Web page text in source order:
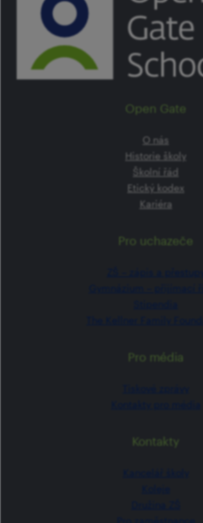
Open Gate
O nás
Historie školy
Školní řád
Etický kodex
Kariéra
Pro uchazeče
Pro média
Kontakty